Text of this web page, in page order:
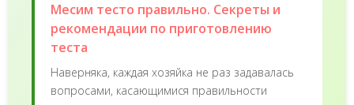
Месим тесто правильно. Секреты и
рекомендации по приготовлению
теста
Наверняка, каждая хозяйка не раз задавалась
вопросами, касающимися правильности